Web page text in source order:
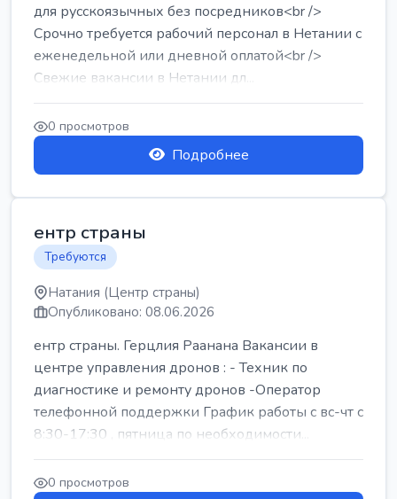
для русскоязычных без посредников<br />
Срочно требуется рабочий персонал в Нетании с
еженедельной или дневной оплатой<br />
Свежие вакансии в Нетании дл...
0 просмотров
Подробнее
ентр страны
Требуются
Натания (Центр страны)
Опубликовано: 08.06.2026
ентр страны. Герцлия Раанана Вакансии в
центре управления дронов : - Техник по
диагностике и ремонту дронов -Оператор
телефонной поддержки График работы с вс-чт с
8:30-17:30 , пятница по необходимости...
0 просмотров